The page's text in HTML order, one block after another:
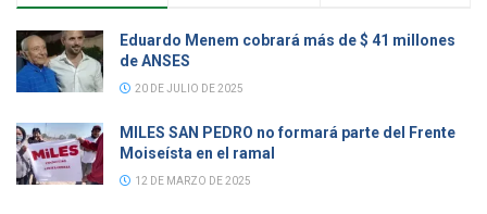
Eduardo Menem cobrará más de $ 41 millones
de ANSES
20 DE JULIO DE 2025
MILES SAN PEDRO no formará parte del Frente
Moiseísta en el ramal
12 DE MARZO DE 2025